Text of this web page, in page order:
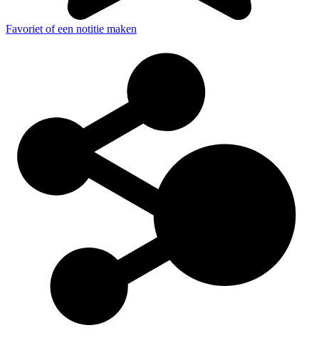
Favoriet of een notitie maken